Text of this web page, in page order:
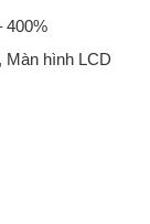
400%
hình LCD